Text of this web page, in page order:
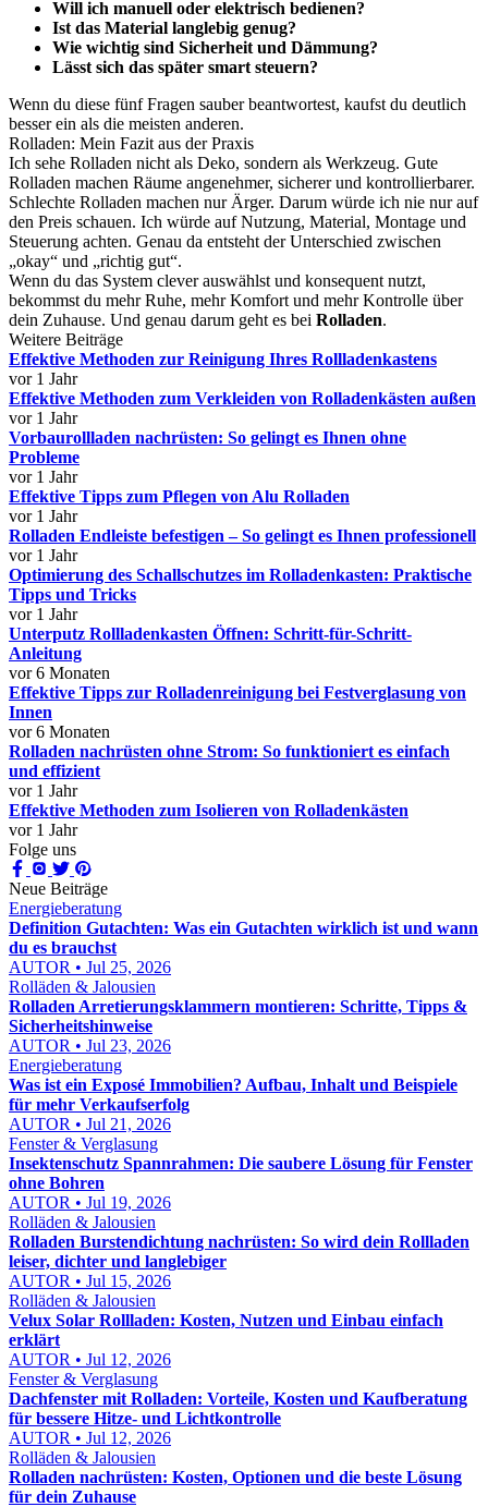
Will ich manuell oder elektrisch bedienen?
Ist das Material langlebig genug?
Wie wichtig sind Sicherheit und Dämmung?
Lässt sich das später smart steuern?
Wenn du diese fünf Fragen sauber beantwortest, kaufst du deutlich
besser ein als die meisten anderen.
Rolladen: Mein Fazit aus der Praxis
Ich sehe Rolladen nicht als Deko, sondern als Werkzeug. Gute
Rolladen machen Räume angenehmer, sicherer und kontrollierbarer.
Schlechte Rolladen machen nur Ärger. Darum würde ich nie nur auf
den Preis schauen. Ich würde auf Nutzung, Material, Montage und
Steuerung achten. Genau da entsteht der Unterschied zwischen
„okay“ und „richtig gut“.
Wenn du das System clever auswählst und konsequent nutzt,
bekommst du mehr Ruhe, mehr Komfort und mehr Kontrolle über
dein Zuhause. Und genau darum geht es bei Rolladen.
Weitere Beiträge
Effektive Methoden zur Reinigung Ihres Rollladenkastens
vor 1 Jahr
Effektive Methoden zum Verkleiden von Rolladenkästen außen
vor 1 Jahr
Vorbaurollladen nachrüsten: So gelingt es Ihnen ohne
Probleme
vor 1 Jahr
Effektive Tipps zum Pflegen von Alu Rolladen
vor 1 Jahr
Rolladen Endleiste befestigen – So gelingt es Ihnen professionell
vor 1 Jahr
Optimierung des Schallschutzes im Rolladenkasten: Praktische
Tipps und Tricks
vor 1 Jahr
Unterputz Rollladenkasten Öffnen: Schritt-für-Schritt-
Anleitung
vor 6 Monaten
Effektive Tipps zur Rolladenreinigung bei Festverglasung von
Innen
vor 6 Monaten
Rolladen nachrüsten ohne Strom: So funktioniert es einfach
und effizient
vor 1 Jahr
Effektive Methoden zum Isolieren von Rolladenkästen
vor 1 Jahr
Folge uns
Neue Beiträge
Energieberatung
Definition Gutachten: Was ein Gutachten wirklich ist und wann
du es brauchst
AUTOR • Jul 25, 2026
Rolläden & Jalousien
Rolladen Arretierungsklammern montieren: Schritte, Tipps &
Sicherheitshinweise
AUTOR • Jul 23, 2026
Energieberatung
Was ist ein Exposé Immobilien? Aufbau, Inhalt und Beispiele
für mehr Verkaufserfolg
AUTOR • Jul 21, 2026
Fenster & Verglasung
Insektenschutz Spannrahmen: Die saubere Lösung für Fenster
ohne Bohren
AUTOR • Jul 19, 2026
Rolläden & Jalousien
Rolladen Burstendichtung nachrüsten: So wird dein Rollladen
leiser, dichter und langlebiger
AUTOR • Jul 15, 2026
Rolläden & Jalousien
Velux Solar Rollladen: Kosten, Nutzen und Einbau einfach
erklärt
AUTOR • Jul 12, 2026
Fenster & Verglasung
Dachfenster mit Rolladen: Vorteile, Kosten und Kaufberatung
für bessere Hitze- und Lichtkontrolle
AUTOR • Jul 12, 2026
Rolläden & Jalousien
Rolladen nachrüsten: Kosten, Optionen und die beste Lösung
für dein Zuhause